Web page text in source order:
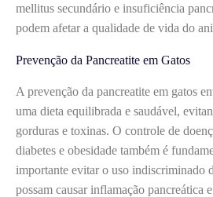
mellitus secundário e insuficiência
podem afetar a qualidade de vida do
Prevenção da Pancreatite em Gatos
A prevenção da pancreatite em gatos
uma dieta equilibrada e saudável,
gorduras e toxinas. O controle de
diabetes e obesidade também é
importante evitar o uso indiscriminado
possam causar inflamação pancreática